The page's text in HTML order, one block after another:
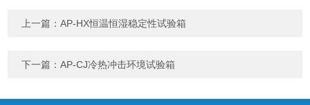
上一篇：AP-HX恒温恒湿稳定性试验箱
下一篇：AP-CJ冷热冲击环境试验箱